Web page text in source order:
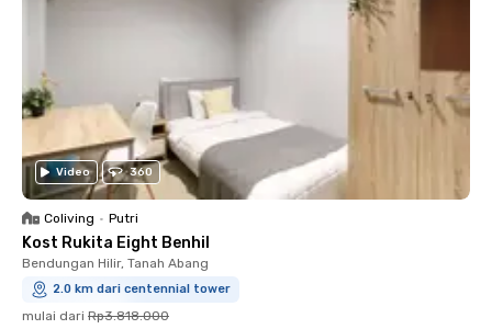
Video 360
Coliving • Putri
Kost Rukita Eight Benhil
Bendungan Hilir, Tanah Abang
2.0 km dari centennial tower
mulai dari Rp3.818.000